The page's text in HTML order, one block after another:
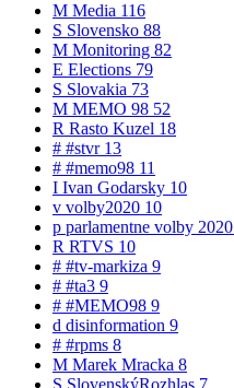
M Media 116
S Slovensko 88
M Monitoring 82
E Elections 79
S Slovakia 73
M MEMO 98 52
R Rasto Kuzel 18
# #stvr 13
# #memo98 11
I Ivan Godarsky 10
v volby2020 10
p parlamentne volby 2020
R RTVS 10
# #tv-markiza 9
# #ta3 9
# #MEMO98 9
d disinformation 9
# #rpms 8
M Marek Mracka 8